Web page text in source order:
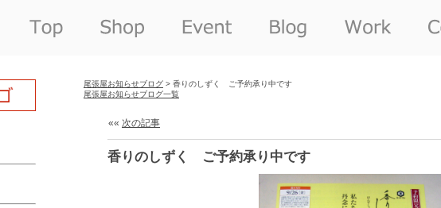
尾張屋お知らせブログ > 香りのしずく ご予約承り中です
尾張屋お知らせブログ一覧
«« 次の記事
香りのしずく ご予約承り中です